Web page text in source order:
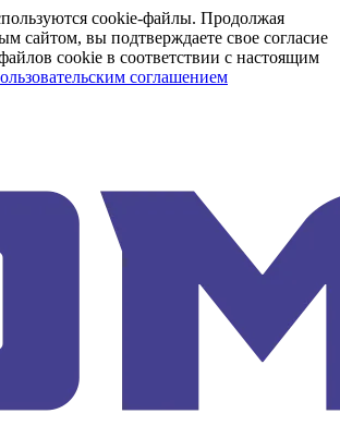
cookie-файлы. Продолжая
сайтом, вы подтверждаете свое согласие
cookie в соответствии с настоящим
соглашением